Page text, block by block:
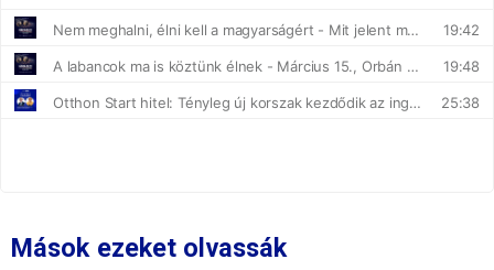
Mások ezeket olvassák